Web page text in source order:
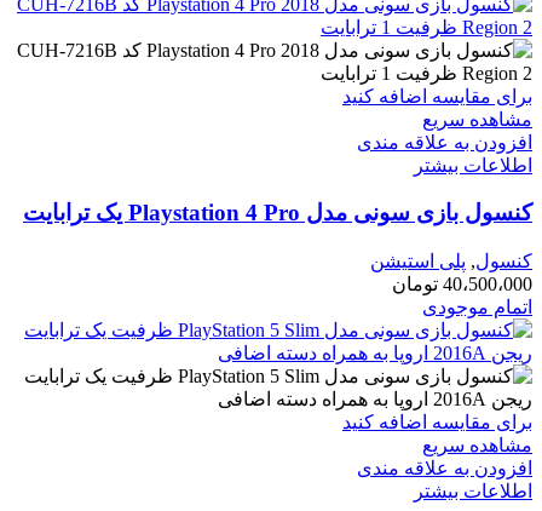
برای مقایسه اضافه کنید
مشاهده سریع
افزودن به علاقه مندی
اطلاعات بیشتر
کنسول بازی سونی مدل Playstation 4 Pro یک ترابایت
کنسول, پلی استیشن
40،500،000 تومان
اتمام موجودی
برای مقایسه اضافه کنید
مشاهده سریع
افزودن به علاقه مندی
اطلاعات بیشتر